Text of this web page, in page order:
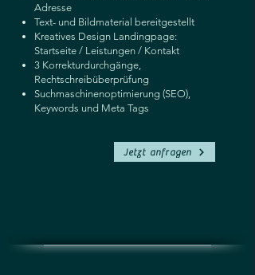
Adresse
Text- und Bildmaterial bereitgestellt
Kreatives Design Landingpage:
Startseite / Leistungen / Kontakt
3 Korrekturdurchgänge,
Rechtschreibüberprüfung
Suchmaschinenoptimierung (SEO),
Keywords und Meta Tags
Jetzt anfragen